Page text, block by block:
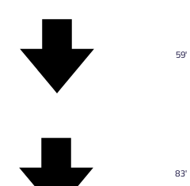
59'
83'